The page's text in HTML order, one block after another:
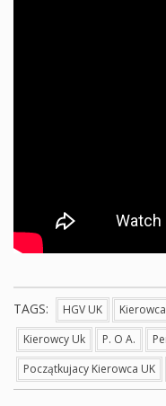
TAGS: HGV UK
Kierowcy Uk
P. O A.
Początkujacy Kierowca UK